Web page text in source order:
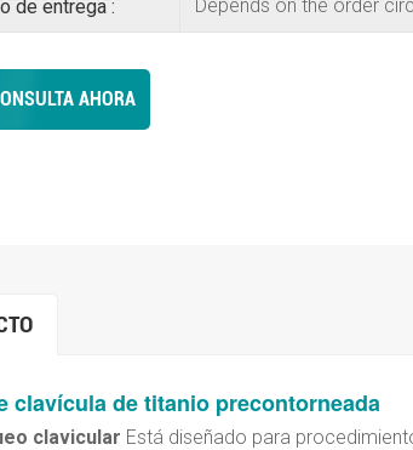
de entrega :
AHORA
clavícula de titanio precontorneada
clavicular Está diseñado para